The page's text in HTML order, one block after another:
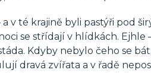
a v té krajině byli pastýři pod
se střídají v hlídkách.
Kdyby nebylo čeho se
dravá zvířata a v řadě